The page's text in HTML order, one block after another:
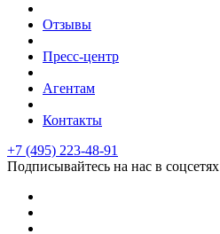
Отзывы
Пресс-центр
Агентам
Контакты
+7 (495) 223-48-91
Подписывайтесь на нас в соцсетях